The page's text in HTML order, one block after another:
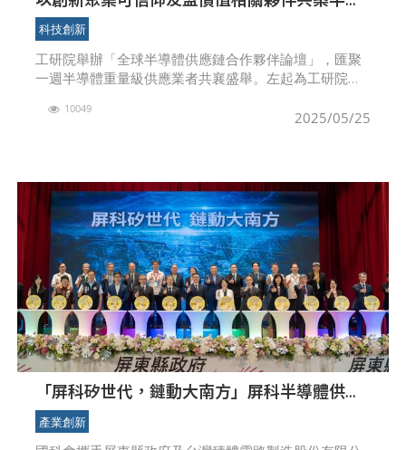
體供應鏈耐力與全球佈局
科技創新
工研院舉辦「全球半導體供應鏈合作夥伴論壇」，匯聚
一週半導體重量級供應業者共襄盛舉。左起為工研院賓
代表包瓊鬱、歐洲經貿集裝箱處長谷力哲、美國在台協
2025/05/25
10049
「屏科矽世代，鏈動大南方」屏科半導體供應
鏈進駐啟動典禮盛大舉行
產業創新